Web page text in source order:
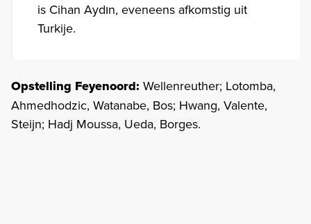
is Cihan Aydın, eveneens afkomstig uit
Turkije.
Opstelling Feyenoord: Wellenreuther; Lotomba,
Ahmedhodzic, Watanabe, Bos; Hwang, Valente,
Steijn; Hadj Moussa, Ueda, Borges.